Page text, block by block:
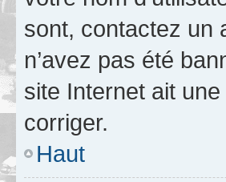
sont, contactez un
n’avez pas été
site Internet ait
corriger.
Haut